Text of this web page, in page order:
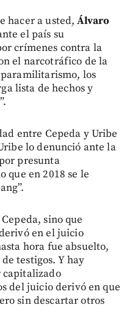
hacer a usted,Álvaro
el país su
crímenes contra la
el narcotráfico de la
paramilitarismo, los
lista de hechos y
entre Cepeda y Uribe
lo denunció ante la
presunta
que en 2018 se le
sino que
en el juicio
hora fue absuelto,
testigos. Y hay
capitalizado
del juicio derivó en que
sin descartar otros